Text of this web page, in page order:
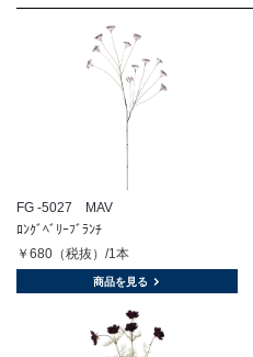
FG -5027 MAV
ﾛﾝｸﾞﾍﾞﾘｰﾌﾞﾗﾝﾁ
￥680（税抜）/1本
商品を見る